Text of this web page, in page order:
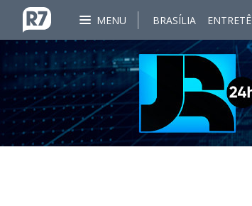
MENU BRASÍLIA ENTRETÊ